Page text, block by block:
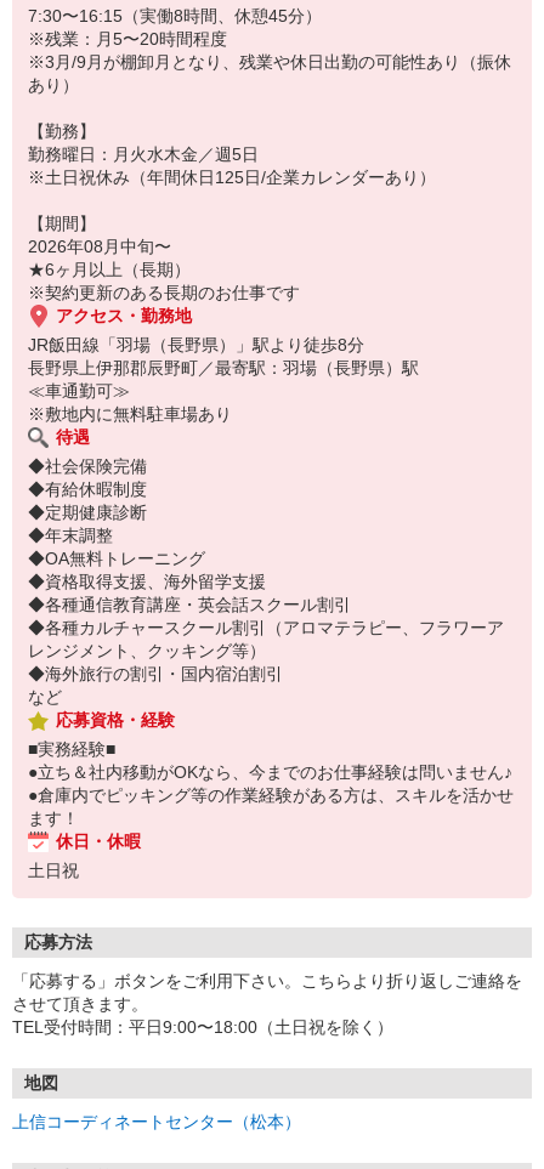
7:30〜16:15（実働8時間、休憩45分）
※残業：月5〜20時間程度
※3月/9月が棚卸月となり、残業や休日出勤の可能性あり（振休
あり）
【勤務】
勤務曜日：月火水木金／週5日
※土日祝休み（年間休日125日/企業カレンダーあり）
【期間】
2026年08月中旬〜
★6ヶ月以上（長期）
※契約更新のある長期のお仕事です
アクセス・勤務地
JR飯田線「羽場（長野県）」駅より徒歩8分
長野県上伊那郡辰野町／最寄駅：羽場（長野県）駅
≪車通勤可≫
※敷地内に無料駐車場あり
待遇
◆社会保険完備
◆有給休暇制度
◆定期健康診断
◆年末調整
◆OA無料トレーニング
◆資格取得支援、海外留学支援
◆各種通信教育講座・英会話スクール割引
◆各種カルチャースクール割引（アロマテラピー、フラワーア
レンジメント、クッキング等）
◆海外旅行の割引・国内宿泊割引
など
応募資格・経験
■実務経験■
●立ち＆社内移動がOKなら、今までのお仕事経験は問いません♪
●倉庫内でピッキング等の作業経験がある方は、スキルを活かせ
ます！
休日・休暇
土日祝
応募方法
「応募する」ボタンをご利用下さい。こちらより折り返しご連絡を
させて頂きます。
TEL受付時間：平日9:00〜18:00（土日祝を除く）
地図
上信コーディネートセンター（松本）